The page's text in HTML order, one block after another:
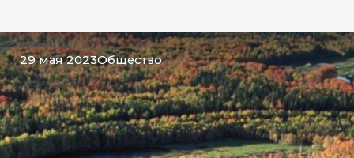
29 мая 2023Общество